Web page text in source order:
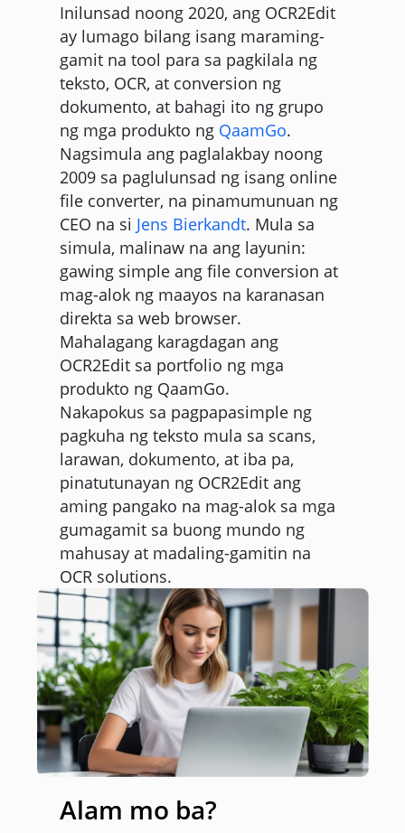
Inilunsad noong 2020, ang OCR2Edit
ay lumago bilang isang maraming-
gamit na tool para sa pagkilala ng
teksto, OCR, at conversion ng
dokumento, at bahagi ito ng grupo
ng mga produkto ng QaamGo.
Nagsimula ang paglalakbay noong
2009 sa paglulunsad ng isang online
file converter, na pinamumunuan ng
CEO na si Jens Bierkandt. Mula sa
simula, malinaw na ang layunin:
gawing simple ang file conversion at
mag-alok ng maayos na karanasan
direkta sa web browser.
Mahalagang karagdagan ang
OCR2Edit sa portfolio ng mga
produkto ng QaamGo.
Nakapokus sa pagpapasimple ng
pagkuha ng teksto mula sa scans,
larawan, dokumento, at iba pa,
pinatutunayan ng OCR2Edit ang
aming pangako na mag-alok sa mga
gumagamit sa buong mundo ng
mahusay at madaling-gamitin na
OCR solutions.
Alam mo ba?